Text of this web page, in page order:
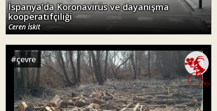
İspanya'da Koronavirüs ve dayanışma
kooperatifçiliği
Ceren İskit
#çevre